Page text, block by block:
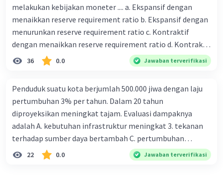
melakukan kebijakan moneter .... a. Ekspansif dengan
menaikkan reserve requirement ratio b. Ekspansif dengan
menurunkan reserve requirement ratio c. Kontraktif
dengan menaikkan reserve requirement ratio d. Kontraktif
dengan menurunkan reserve requirement ratio e.
Ekspansif dengan menaikkan tingkat diskonto Bila Bank
ceteris paribus maka .... a. Menimbulkan inflasi di mana
bentuk kurva jumlah uang beredar (penawaran uang) naik
dari kiri bawah ke kanan atas b. Menimbulkan deflasi di
mana bentuk kurva jumlah uang beredar (penawaran
uang) naik dari kiri bawah ke kanan atas c. Tingkat bunga
meningkat di mana bentuk kurva jumlah uang beredar
36 0.0 Jawaban terverifikasi
Penduduk suatu kota berjumlah 500.000 jiwa dengan laju
pertumbuhan 3% per tahun. Dalam 20 tahun
diproyeksikan meningkat tajam. Evaluasi dampaknya
adalah A. kebutuhan infrastruktur meningkat 3. tekanan
terhadap sumber daya bertambah C. pertumbuhan
eksponensial berdampak jangka panjang D. tidak
memengaruhi tata ruang E. proyeksi penduduk penting
22 0.0 Jawaban terverifikasi